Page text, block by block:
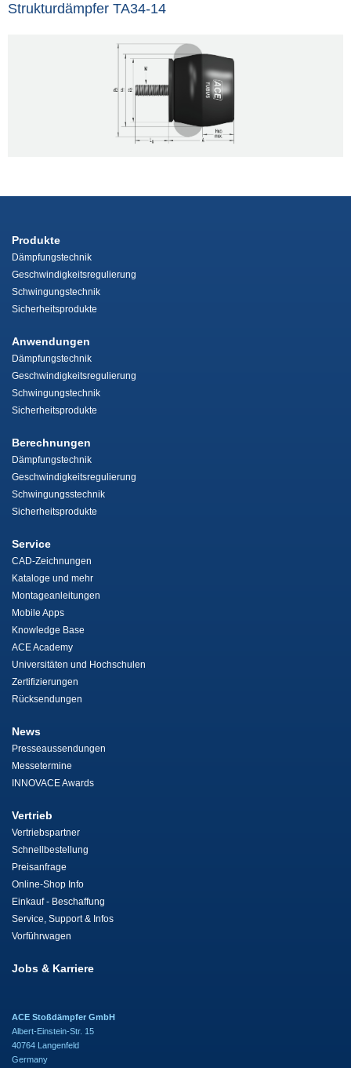
Strukturdämpfer TA34-14
Produkte
Dämpfungstechnik
Geschwindigkeitsregulierung
Schwingungstechnik
Sicherheitsprodukte
Anwendungen
Dämpfungstechnik
Geschwindigkeitsregulierung
Schwingungstechnik
Sicherheitsprodukte
Berechnungen
Dämpfungstechnik
Geschwindigkeitsregulierung
Schwingungsstechnik
Sicherheitsprodukte
Service
CAD-Zeichnungen
Kataloge und mehr
Montageanleitungen
Mobile Apps
Knowledge Base
ACE Academy
Universitäten und Hochschulen
Zertifizierungen
Rücksendungen
News
Presseaussendungen
Messetermine
INNOVACE Awards
Vertrieb
Vertriebspartner
Schnellbestellung
Preisanfrage
Online-Shop Info
Einkauf - Beschaffung
Service, Support & Infos
Vorführwagen
Jobs & Karriere
ACE Stoßdämpfer GmbH
Albert-Einstein-Str. 15
40764 Langenfeld
Germany